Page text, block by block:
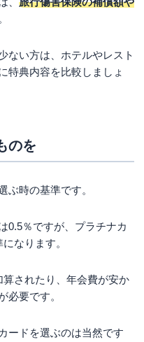
ない方は、ホテルやレスト
特典内容を比較しましょ
のを
ぶ時の基準です。
0.5％ですが、プラチナカ
なります。
されたり、年会費が安か
必要です。
ードを選ぶのは当然です